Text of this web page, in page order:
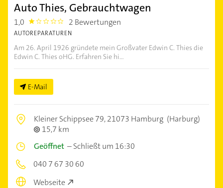
Auto Thies, Gebrauchtwagen
1,0 1.0 2 Bewertungen
AUTOREPARATUREN
Am 26. April 1926 gründete mein Großvater Edwin C. Thies die
Edwin C. Thies oHG. Erfahren Sie hi...
E-Mail
Kleiner Schippsee 79,21073 Hamburg (Harburg)
15,7 km
Geöffnet –Schließt um 16:30
040 7 67 30 60
Webseite